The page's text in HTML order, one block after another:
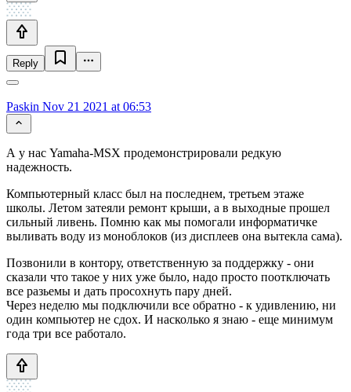
Reply
Paskin Nov 21 2021 at 06:53
А у нас Yamaha-MSX продемонстрировали редкую
надежность.
Компьютерный класс был на последнем, третьем этаже
школы. Летом затеяли ремонт крыши, а в выходные прошел
сильный ливень. Помню как мы помогали информатичке
выливать воду из моноблоков (из дисплеев она вытекла сама).
Позвонили в контору, ответственную за поддержку - они
сказали что такое у них уже было, надо просто поотключать
все разьемы и дать просохнуть пару дней.
Через неделю мы подключили все обратно - к удивлению, ни
один компьютер не сдох. И насколько я знаю - еще минимум
года три все работало.